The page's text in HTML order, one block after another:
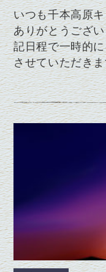
いつも千本高原
ありがとうござ
記日程で一時的
させていただき